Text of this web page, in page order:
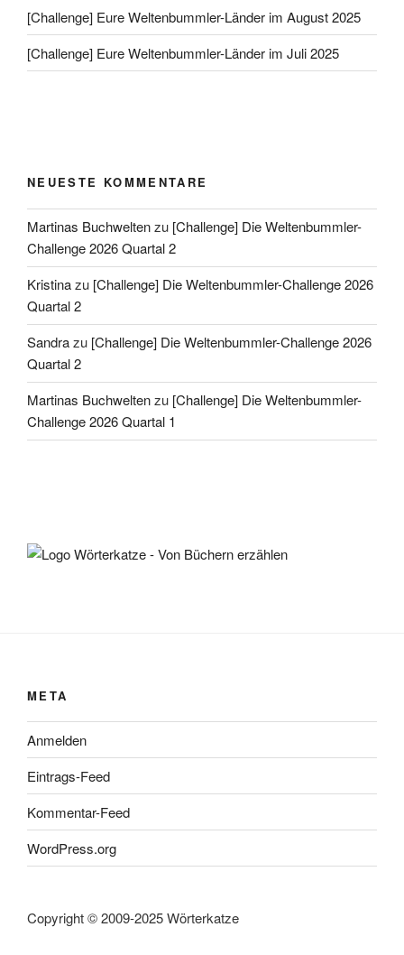
[Challenge] Eure Weltenbummler-Länder im August 2025
[Challenge] Eure Weltenbummler-Länder im Juli 2025
NEUESTE KOMMENTARE
Martinas Buchweltenzu [Challenge] Die Weltenbummler-
Challenge 2026 Quartal 2
Kristinazu [Challenge] Die Weltenbummler-Challenge 2026
Quartal 2
Sandrazu [Challenge] Die Weltenbummler-Challenge 2026
Quartal 2
Martinas Buchweltenzu [Challenge] Die Weltenbummler-
Challenge 2026 Quartal 1
META
Anmelden
Eintrags-Feed
Kommentar-Feed
WordPress.org
Copyright © 2009-2025 Wörterkatze